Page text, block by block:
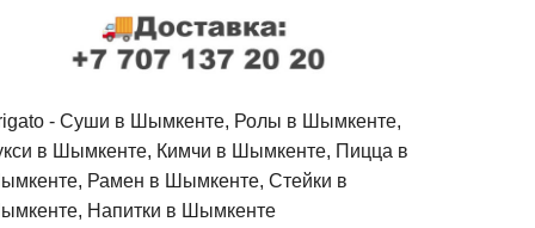
- Cуши в Шымкенте, Ролы в Шымкенте,
в Шымкенте, Кимчи в Шымкенте, Пицца в
Рамен в Шымкенте, Стейки в
Напитки в Шымкенте